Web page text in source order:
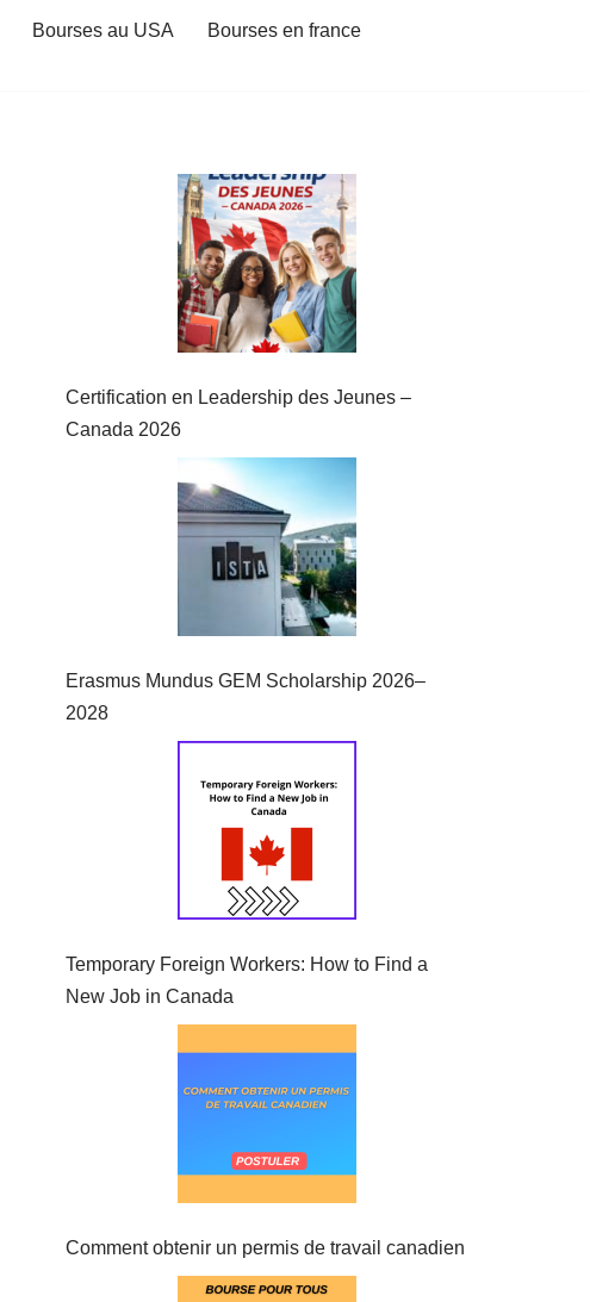
Bourses au USA
Bourses en france
Certification en Leadership des Jeunes –
Canada 2026
Erasmus Mundus GEM Scholarship 2026–
2028
Temporary Foreign Workers: How to Find a
New Job in Canada
Comment obtenir un permis de travail canadien